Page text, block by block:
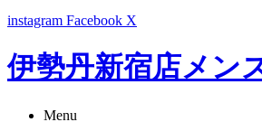
instagram Facebook X
伊勢丹新宿店メン
Menu